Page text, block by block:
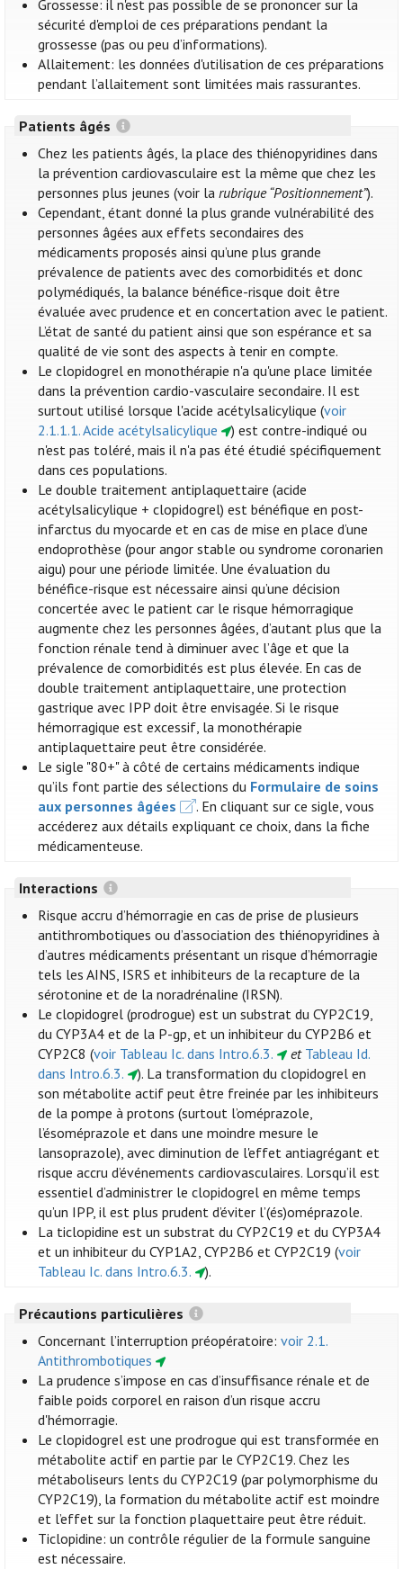
Grossesse: il n'est pas possible de se prononcer sur la
sécurité d'emploi de ces préparations pendant la
grossesse (pas ou peu d’informations).
Allaitement: les données d'utilisation de ces préparations
pendant l’allaitement sont limitées mais rassurantes.
Patients âgés
Chez les patients âgés, la place des thiénopyridines dans
la prévention cardiovasculaire est la même que chez les
personnes plus jeunes (voir larubrique “Positionnement”).
Cependant, étant donné la plus grande vulnérabilité des
personnes âgées aux effets secondaires des
médicaments proposés ainsi qu’une plus grande
prévalence de patients avec des comorbidités et donc
polymédiqués, la balance bénéfice-risque doit être
évaluée avec prudence et en concertation avec le patient.
L’état de santé du patient ainsi que son espérance et sa
qualité de vie sont des aspects à tenir en compte.
Le clopidogrel en monothérapie n'a qu'une place limitée
dans la prévention cardio-vasculaire secondaire. Il est
surtout utilisé lorsque l'acide acétylsalicylique (voir
2.1.1.1. Acide acétylsalicylique
) est contre-indiqué ou
n'est pas toléré, mais il n'a pas été étudié spécifiquement
dans ces populations.
Le double traitement antiplaquettaire (acide
acétylsalicylique + clopidogrel) est bénéfique en post-
infarctus du myocarde et en cas de mise en place d’une
endoprothèse (pour angor stable ou syndrome coronarien
aigu) pour une période limitée. Une évaluation du
bénéfice-risque est nécessaire ainsi qu’une décision
concertée avec le patient car le risque hémorragique
augmente chez les personnes âgées, d’autant plus que la
fonction rénale tend à diminuer avec l’âge et que la
prévalence de comorbidités est plus élevée. En cas de
double traitement antiplaquettaire, une protection
gastrique avec IPP doit être envisagée. Si le risque
hémorragique est excessif, la monothérapie
antiplaquettaire peut être considérée.
Le sigle "80+" à côté de certains médicaments indique
qu’ils font partie des sélections du Formulaire de soins
aux personnes âgées
. En cliquant sur ce sigle, vous
accéderez aux détails expliquant ce choix, dans la fiche
médicamenteuse.
Interactions
Risque accru d’hémorragie en cas de prise de plusieurs
antithrombotiques ou d’association des thiénopyridines à
d’autres médicaments présentant un risque d’hémorragie
tels les AINS, ISRS et inhibiteurs de la recapture de la
sérotonine et de la noradrénaline (IRSN).
Le clopidogrel (prodrogue) est un substrat du CYP2C19,
du CYP3A4 et de la P-gp, et un inhibiteur du CYP2B6 et
CYP2C8 (voir Tableau Ic. dans Intro.6.3. et Tableau Id.
dans Intro.6.3.
). La transformation du clopidogrel en
son métabolite actif peut être freinée par les inhibiteurs
de la pompe à protons (surtout l’oméprazole,
l’ésoméprazole et dans une moindre mesure le
lansoprazole), avec diminution de l'effet antiagrégant et
risque accru d’événements cardiovasculaires. Lorsqu’il est
essentiel d’administrer le clopidogrel en même temps
qu’un IPP, il est plus prudent d’éviter l’(és)oméprazole.
La ticlopidine est un substrat du CYP2C19 et du CYP3A4
et un inhibiteur du CYP1A2, CYP2B6 et CYP2C19 (voir
Tableau Ic. dans Intro.6.3.
).
Précautions particulières
Concernant l’interruption préopératoire:voir 2.1.
Antithrombotiques
La prudence s’impose en cas d’insuffisance rénale et de
faible poids corporel en raison d’un risque accru
d'hémorragie.
Le clopidogrel est une prodrogue qui est transformée en
métabolite actif en partie par le CYP2C19. Chez les
métaboliseurs lents du CYP2C19 (par polymorphisme du
CYP2C19), la formation du métabolite actif est moindre
et l’effet sur la fonction plaquettaire peut être réduit.
Ticlopidine: un contrôle régulier de la formule sanguine
est nécessaire.